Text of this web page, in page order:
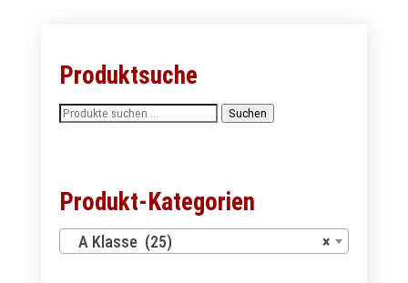
Produktsuche
Suchen
Suchen
Produkt-Kategorien
×
A Klasse (25)